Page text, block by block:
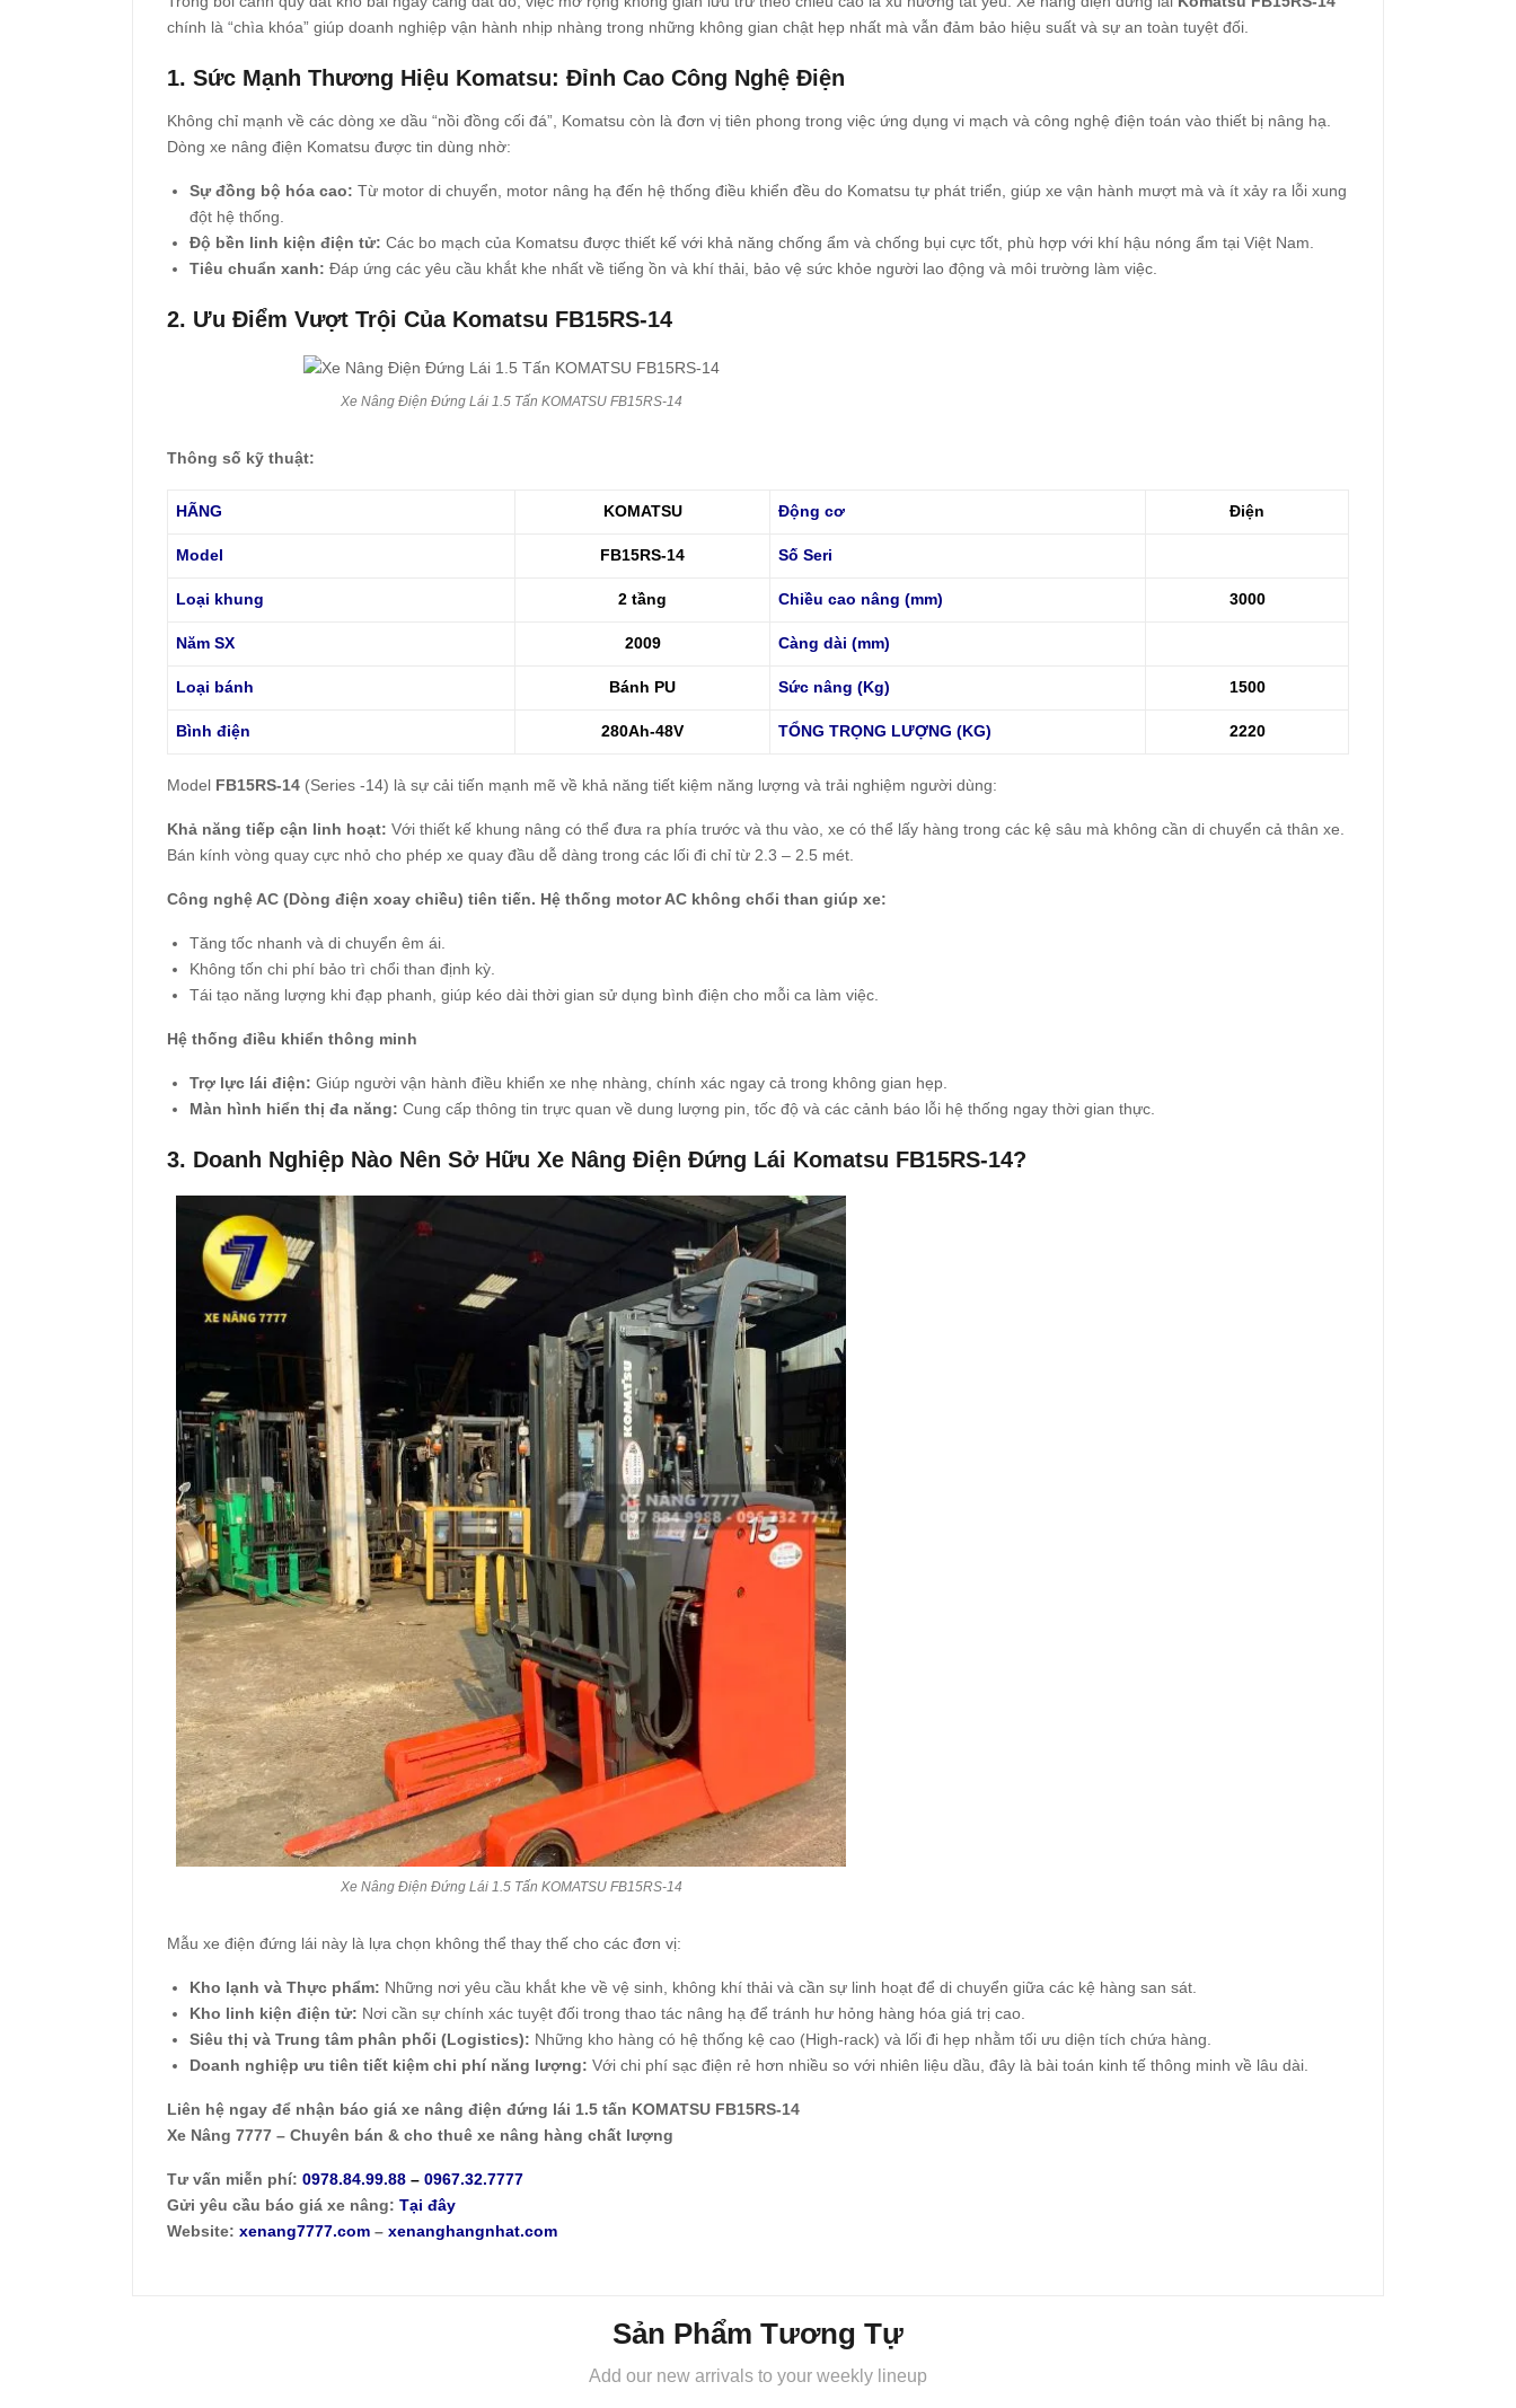
chính là “chìa khóa” giúp doanh nghiệp vận hành nhịp nhàng trong những không gian chật hẹp nhất mà vẫn đảm bảo hiệu suất và sự an toàn tuyệt đối.
1. Sức Mạnh Thương Hiệu Komatsu: Đỉnh Cao Công Nghệ Điện
Không chỉ mạnh về các dòng xe dầu “nồi đồng cối đá”, Komatsu còn là đơn vị tiên phong trong việc ứng dụng vi mạch và công nghệ điện toán vào thiết bị nâng hạ.
Dòng xe nâng điện Komatsu được tin dùng nhờ:
Sự đồng bộ hóa cao: Từ motor di chuyển, motor nâng hạ đến hệ thống điều khiển đều do Komatsu tự phát triển, giúp xe vận hành mượt mà và ít xảy ra lỗi xung
đột hệ thống.
Độ bền linh kiện điện tử: Các bo mạch của Komatsu được thiết kế với khả năng chống ẩm và chống bụi cực tốt, phù hợp với khí hậu nóng ẩm tại Việt Nam.
Tiêu chuẩn xanh: Đáp ứng các yêu cầu khắt khe nhất về tiếng ồn và khí thải, bảo vệ sức khỏe người lao động và môi trường làm việc.
2. Ưu Điểm Vượt Trội Của Komatsu FB15RS-14
Xe Nâng Điện Đứng Lái 1.5 Tấn KOMATSU FB15RS-14
Thông số kỹ thuật:
HÃNG KOMATSU Động cơ Điện
Model FB15RS-14 Số Seri
Loại khung 2 tầng Chiều cao nâng (mm) 3000
Năm SX 2009 Càng dài (mm)
Loại bánh Bánh PU Sức nâng (Kg) 1500
Bình điện 280Ah-48V TỔNG TRỌNG LƯỢNG (KG) 2220
Model FB15RS-14 (Series -14) là sự cải tiến mạnh mẽ về khả năng tiết kiệm năng lượng và trải nghiệm người dùng:
Khả năng tiếp cận linh hoạt: Với thiết kế khung nâng có thể đưa ra phía trước và thu vào, xe có thể lấy hàng trong các kệ sâu mà không cần di chuyển cả thân xe.
Bán kính vòng quay cực nhỏ cho phép xe quay đầu dễ dàng trong các lối đi chỉ từ 2.3 – 2.5 mét.
Công nghệ AC (Dòng điện xoay chiều) tiên tiến. Hệ thống motor AC không chổi than giúp xe:
Tăng tốc nhanh và di chuyển êm ái.
Không tốn chi phí bảo trì chổi than định kỳ.
Tái tạo năng lượng khi đạp phanh, giúp kéo dài thời gian sử dụng bình điện cho mỗi ca làm việc.
Hệ thống điều khiển thông minh
Trợ lực lái điện: Giúp người vận hành điều khiển xe nhẹ nhàng, chính xác ngay cả trong không gian hẹp.
Màn hình hiển thị đa năng: Cung cấp thông tin trực quan về dung lượng pin, tốc độ và các cảnh báo lỗi hệ thống ngay thời gian thực.
3. Doanh Nghiệp Nào Nên Sở Hữu Xe Nâng Điện Đứng Lái Komatsu FB15RS-14?
Xe Nâng Điện Đứng Lái 1.5 Tấn KOMATSU FB15RS-14
Mẫu xe điện đứng lái này là lựa chọn không thể thay thế cho các đơn vị:
Kho lạnh và Thực phẩm: Những nơi yêu cầu khắt khe về vệ sinh, không khí thải và cần sự linh hoạt để di chuyển giữa các kệ hàng san sát.
Kho linh kiện điện tử: Nơi cần sự chính xác tuyệt đối trong thao tác nâng hạ để tránh hư hỏng hàng hóa giá trị cao.
Siêu thị và Trung tâm phân phối (Logistics): Những kho hàng có hệ thống kệ cao (High-rack) và lối đi hẹp nhằm tối ưu diện tích chứa hàng.
Doanh nghiệp ưu tiên tiết kiệm chi phí năng lượng: Với chi phí sạc điện rẻ hơn nhiều so với nhiên liệu dầu, đây là bài toán kinh tế thông minh về lâu dài.
Liên hệ ngay để nhận báo giá xe nâng điện đứng lái 1.5 tấn KOMATSU FB15RS-14
Xe Nâng 7777 – Chuyên bán & cho thuê xe nâng hàng chất lượng
Tư vấn miễn phí: 0978.84.99.88 – 0967.32.7777
Gửi yêu cầu báo giá xe nâng: Tại đây
Website: xenang7777.com – xenanghangnhat.com
Sản Phẩm Tương Tự
Add our new arrivals to your weekly lineup